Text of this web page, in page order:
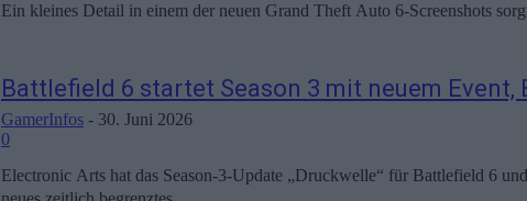
Ein kleines Detail in einem der neuen Grand Theft Auto 6-Screenshots
Battlefield 6 startet Season 3 mit neuem
GamerInfos - 30. Juni 2026
0
Electronic Arts hat das Season-3-Update „Druckwelle“ für Battlefield 6